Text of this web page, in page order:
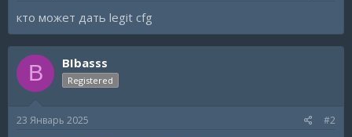
а
кто может дать legit cfg
B BIbasss
Registered
23 Январь 2025 #2